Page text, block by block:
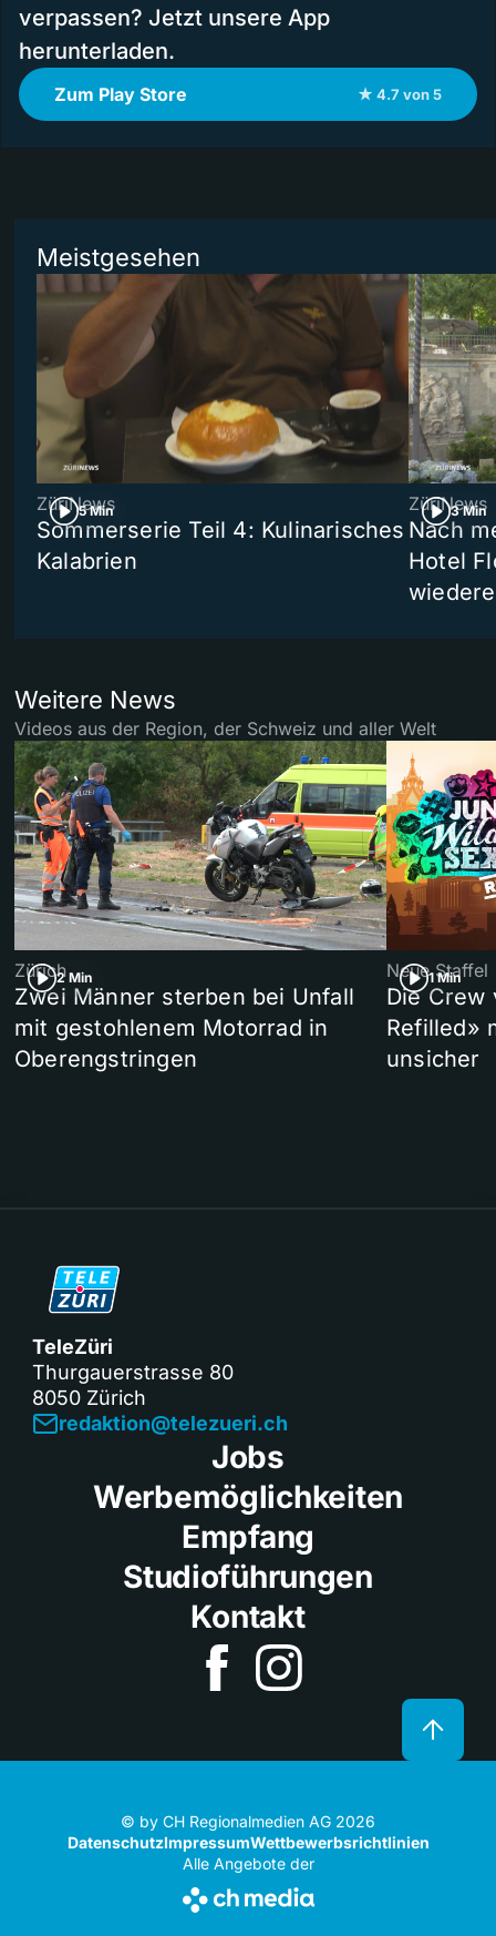
verpassen? Jetzt unsere App
herunterladen.
Zum Play Store ★ 4.7 von 5
Meistgesehen
5 Min
ZüriNews
Sommerserie Teil 4: Kulinarisches
Kalabrien
3 Min
ZüriNews
Nach
Hotel
Weitere News
Videos aus der Region, der Schweiz und aller Welt
2 Min
Zürich
Zwei Männer sterben bei Unfall
mit gestohlenem Motorrad in
Oberengstringen
1 Min
Neue Staffel
Die Crew
Refilled»
unsicher
TeleZüri
Thurgauerstrasse 80
8050 Zürich
redaktion@telezueri.ch
Jobs
Werbemöglichkeiten
Empfang
Studioführungen
Kontakt
© by CH Regionalmedien AG 2026
DatenschutzImpressumWettbewerbsrichtlinien
Alle Angebote der